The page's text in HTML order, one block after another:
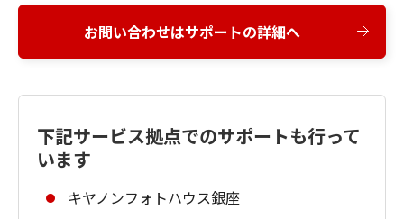
お問い合わせはサポートの詳細へ
下記サービス拠点でのサポートも行って
います
キヤノンフォトハウス銀座